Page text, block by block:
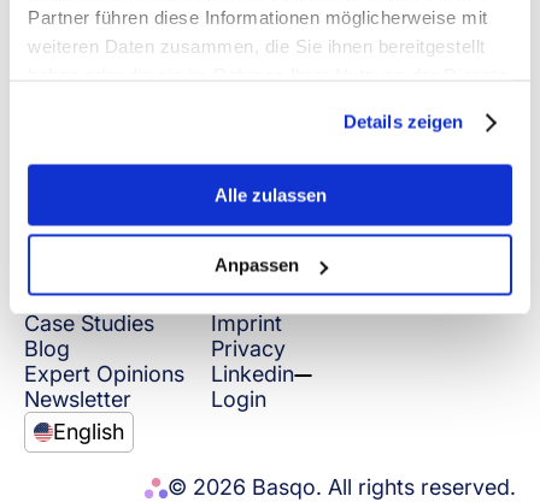
Partner führen diese Informationen möglicherweise mit
weiteren Daten zusammen, die Sie ihnen bereitgestellt
Details zeigen
Alle zulassen
Anpassen
Headcount Planning
Data Security
For Finance Teams
For People Teams
Savings Calculator
Case Studies
Blog
Expert Opinions
Newsletter
COMPANY
About
Imprint
Privacy
Linkedin
Login
English
© 2026 Basqo. All rights reserved.